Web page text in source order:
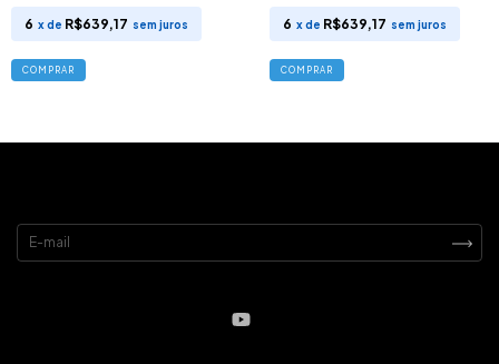
6 x de R$639,17 sem juros
COMPRAR
6 x de R$639,17 sem juros
COMPRAR